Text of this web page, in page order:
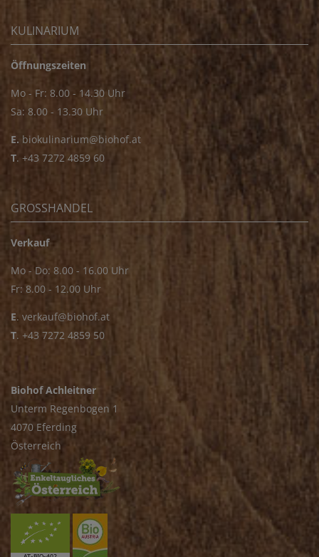
KULINARIUM
Öffnungszeiten
Mo - Fr: 8.00 - 14.30 Uhr
Sa: 8.00 - 13.30 Uhr
E. biokulinarium@biohof.at
T. +43 7272 4859 60
GROSSHANDEL
Verkauf
Mo - Do: 8.00 - 16.00 Uhr
Fr: 8.00 - 12.00 Uhr
E. verkauf@biohof.at
T. +43 7272 4859 50
Biohof Achleitner
Unterm Regenbogen 1
4070 Eferding
Österreich